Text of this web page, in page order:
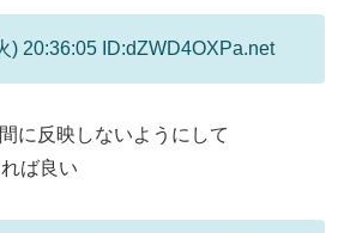
) 20:36:05 ID:dZWD4OXPa.net
に反映しないようにして
ば良い